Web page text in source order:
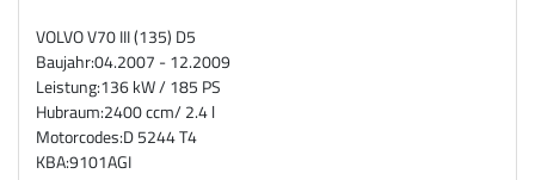
VOLVO V70 III (135) D5
Baujahr:04.2007 - 12.2009
Leistung:136 kW / 185 PS
Hubraum:2400 ccm/ 2.4 l
Motorcodes:D 5244 T4
KBA:9101AGI